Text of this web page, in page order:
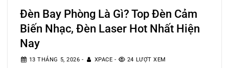
Đèn Bay Phòng Là Gì? Top Đèn Cảm
Biến Nhạc, Đèn Laser Hot Nhất Hiện
Nay
13 THÁNG 5, 2026 - XPACE - 24 LƯỢT XEM